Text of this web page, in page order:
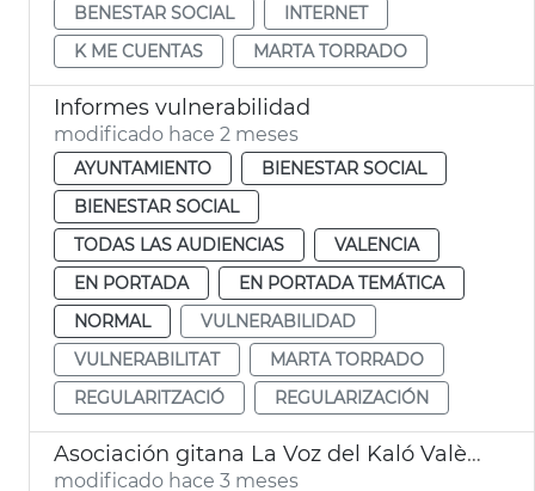
BENESTAR SOCIAL
INTERNET
K ME CUENTAS
MARTA TORRADO
Informes vulnerabilidad
modificado hace 2 meses
AYUNTAMIENTO
BIENESTAR SOCIAL
BIENESTAR SOCIAL
TODAS LAS AUDIENCIAS
VALENCIA
EN PORTADA
EN PORTADA TEMÁTICA
NORMAL
VULNERABILIDAD
VULNERABILITAT
MARTA TORRADO
REGULARITZACIÓ
REGULARIZACIÓN
Asociación gitana La Voz del Kaló València
modificado hace 3 meses